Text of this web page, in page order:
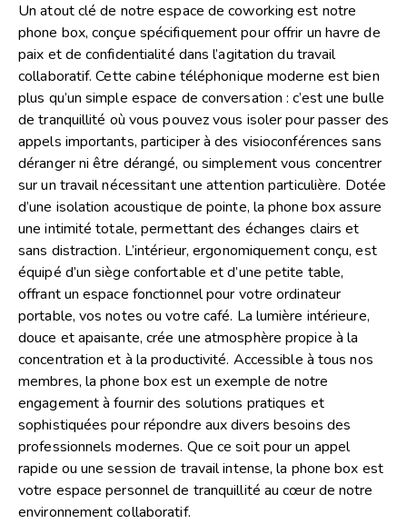
Un atout clé de notre espace de coworking est notre
phone box, conçue spécifiquement pour offrir un havre de
paix et de confidentialité dans l’agitation du travail
collaboratif. Cette cabine téléphonique moderne est bien
plus qu’un simple espace de conversation : c’est une bulle
de tranquillité où vous pouvez vous isoler pour passer des
appels importants, participer à des visioconférences sans
déranger ni être dérangé, ou simplement vous concentrer
sur un travail nécessitant une attention particulière. Dotée
d’une isolation acoustique de pointe, la phone box assure
une intimité totale, permettant des échanges clairs et
sans distraction. L’intérieur, ergonomiquement conçu, est
équipé d’un siège confortable et d’une petite table,
offrant un espace fonctionnel pour votre ordinateur
portable, vos notes ou votre café. La lumière intérieure,
douce et apaisante, crée une atmosphère propice à la
concentration et à la productivité. Accessible à tous nos
membres, la phone box est un exemple de notre
engagement à fournir des solutions pratiques et
sophistiquées pour répondre aux divers besoins des
professionnels modernes. Que ce soit pour un appel
rapide ou une session de travail intense, la phone box est
votre espace personnel de tranquillité au cœur de notre
environnement collaboratif.